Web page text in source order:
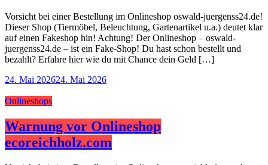
Vorsicht bei einer Bestellung im Onlineshop oswald-juergenss24.de!
Dieser Shop (Tiermöbel, Beleuchtung, Gartenartikel u.a.) deutet klar
auf einen Fakeshop hin! Achtung! Der Onlineshop – oswald-
juergenss24.de – ist ein Fake-Shop! Du hast schon bestellt und
bezahlt? Erfahre hier wie du mit Chance dein Geld […]
24. Mai 202624. Mai 2026
Onlineshops
Warnung vor Onlineshop
ecoreichholz.com